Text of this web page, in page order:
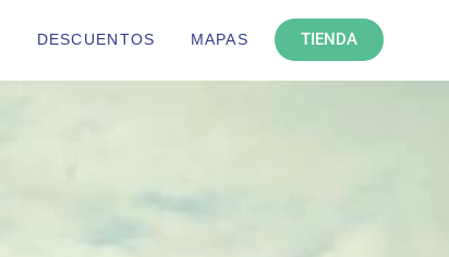
DESCUENTOS MAPAS TIENDA